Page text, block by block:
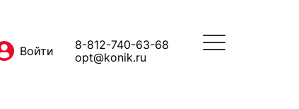
8-812-740-63-68
opt@konik.ru